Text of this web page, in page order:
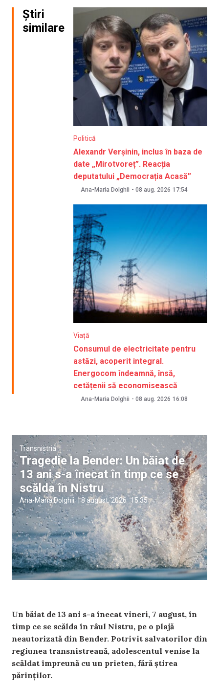
Știri
similare
Politică
Alexandr Verșinin, inclus în baza de
date „Mirotvoreț”. Reacția
deputatului „Democrația Acasă”
Ana-Maria Dolghii - 08 aug. 2026 17:54
Viață
Consumul de electricitate pentru
astăzi, acoperit integral.
Energocom îndeamnă, însă,
cetățenii să economisească
Ana-Maria Dolghii - 08 aug. 2026 16:08
Transnistria
Tragedie la Bender: Un băiat de
13 ani s-a înecat în timp ce se
scălda în Nistru
Ana-Maria Dolghii |8 august, 2026 15:35
Un băiat de 13 ani s-a înecat vineri, 7 august, în
timp ce se scălda în râul Nistru, pe o plajă
neautorizată din Bender. Potrivit salvatorilor din
regiunea transnistreană, adolescentul venise la
scăldat împreună cu un prieten, fără știrea
părinților.